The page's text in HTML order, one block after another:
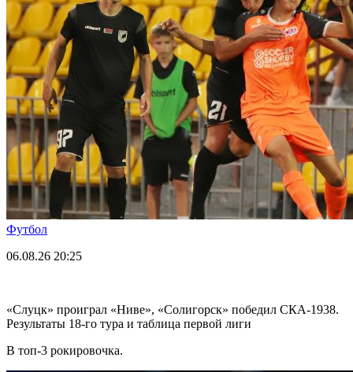
Футбол
06.08.26 20:25
«Слуцк» проиграл «Ниве», «Солигорск» победил СКА-1938.
Результаты 18-го тура и таблица первой лиги
В топ-3 рокировочка.